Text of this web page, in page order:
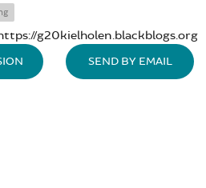
g20kielholen.blackblogs.org
SEND BY EMAIL